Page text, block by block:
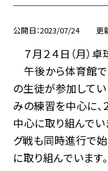
公開日 2023/07/24 更
７月２４日（月）
午後から体育館で
の生徒が参加して
みの練習を中心に、
中心に取り組んでい
グ戦も同時進行で
に取り組んでいます。